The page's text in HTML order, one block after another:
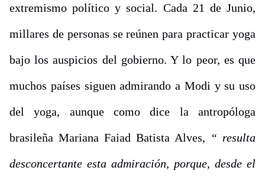
extremismo político y social. Cada 21 de Junio,
millares de personas se reúnen para practicar yoga
bajo los auspicios del gobierno. Y lo peor, es que
muchos países siguen admirando a Modi y su uso
del yoga, aunque como dice la antropóloga
brasileña Mariana Faiad Batista Alves, “ resulta
desconcertante esta admiración, porque, desde el